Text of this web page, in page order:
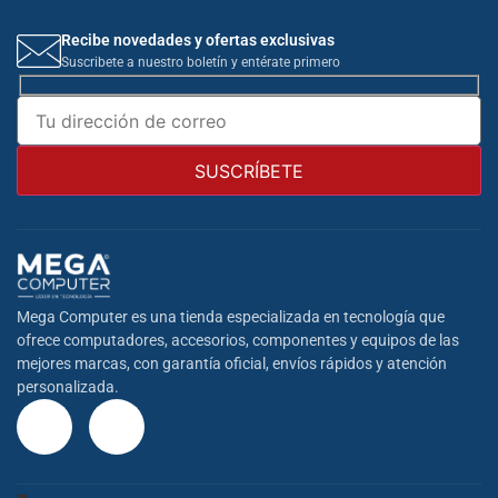
Recibe novedades y ofertas exclusivas
Suscribete a nuestro boletín y entérate primero
Mega Computer es una tienda especializada en tecnología que
ofrece computadores, accesorios, componentes y equipos de las
mejores marcas, con garantía oficial, envíos rápidos y atención
personalizada.